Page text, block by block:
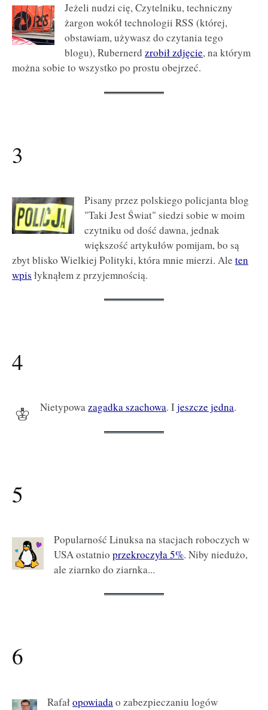
Jeżeli nudzi cię, Czytelniku, techniczny
żargon wokół technologii RSS (której,
obstawiam, używasz do czytania tego
blogu), Rubernerdzrobił zdjęcie, na którym
można sobie to wszystko po prostu obejrzeć.
3
Pisany przez polskiego policjanta blog
"Taki Jest Świat" siedzi sobie w moim
czytniku od dość dawna, jednak
większość artykułów pomijam, bo są
zbyt blisko Wielkiej Polityki, która mnie mierzi. Ale ten
wpis łyknąłem z przyjemnością.
4
Nietypowazagadka szachowa. Ijeszcze jedna.
5
Popularność Linuksa na stacjach roboczych w
USA ostatnioprzekroczyła 5%. Niby niedużo,
ale ziarnko do ziarnka...
6
Rafałopowiadao zabezpieczaniu logów